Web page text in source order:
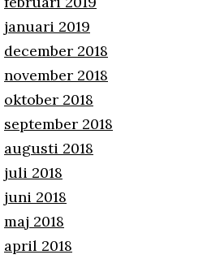
januari 2019
december 2018
november 2018
oktober 2018
september 2018
augusti 2018
juli 2018
juni 2018
maj 2018
april 2018